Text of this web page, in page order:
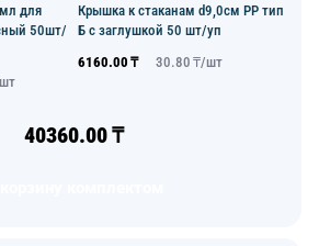
для
50шт/
шт
Крышка к стаканам d9,0см PP тип
Б с заглушкой 50 шт/уп
6160.00 ₸ 30.80 ₸/шт
40360.00₸